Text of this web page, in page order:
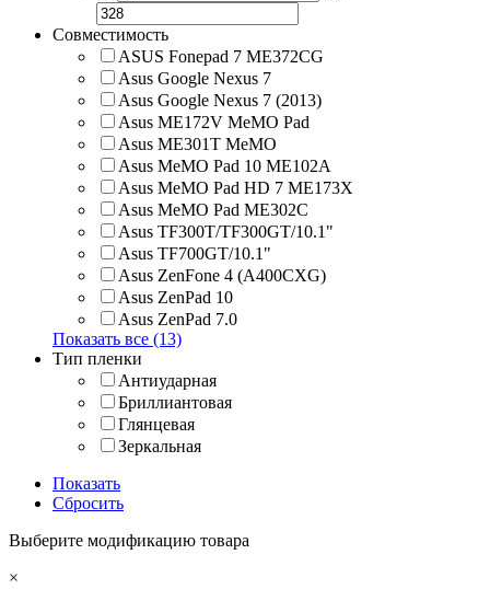
Совместимость
ASUS Fonepad 7 ME372CG
Asus Google Nexus 7
Asus Google Nexus 7 (2013)
Asus ME172V MeMO Pad
Asus ME301T MeMO
Asus MeMO Pad 10 ME102A
Asus MeMO Pad HD 7 ME173X
Asus MeMO Pad ME302C
Asus TF300T/TF300GT/10.1"
Asus TF700GT/10.1"
Asus ZenFone 4 (A400CXG)
Asus ZenPad 10
Asus ZenPad 7.0
Показать все (13)
Тип пленки
Антиударная
Бриллиантовая
Глянцевая
Зеркальная
Показать
Сбросить
Выберите модификацию товара
×